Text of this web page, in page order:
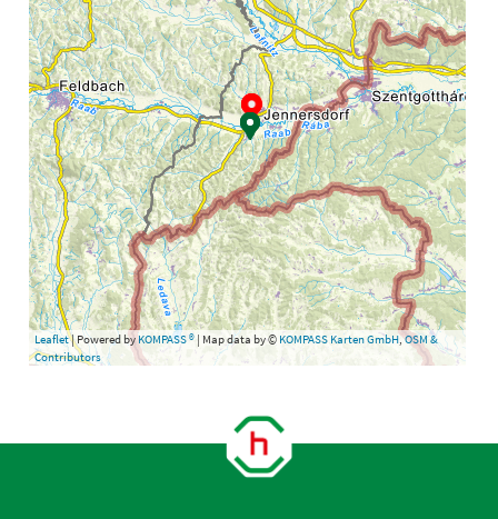
Leaflet| Powered byKOMPASS ®| Map data by © KOMPASS Karten GmbH,OSM &
Contributors